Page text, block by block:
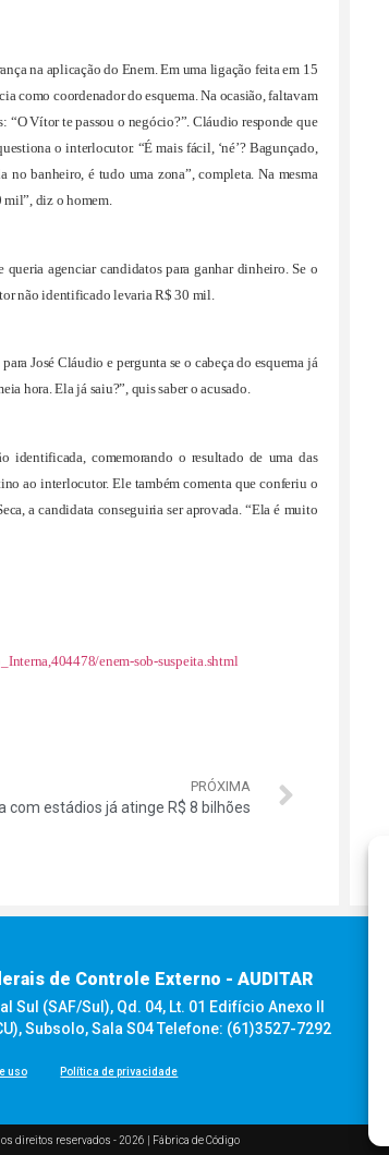
na aplicação do Enem. Em uma ligação feita em 15
como coordenador do esquema. Na ocasião, faltavam
“O Vítor te passou o negócio?”. Cláudio responde que
o interlocutor. “É mais fácil, ‘né’? Bagunçado,
no banheiro, é tudo uma zona”, completa. Na mesma
mil”, diz o homem.
agenciar candidatos para ganhar dinheiro. Se o
não identificado levaria R$ 30 mil.
José Cláudio e pergunta se o cabeça do esquema já
hora. Ela já saiu?”, quis saber o acusado.
identificada, comemorando o resultado de uma das
ao interlocutor. Ele também comenta que conferiu o
a candidata conseguiria ser aprovada. “Ela é muito
enem-sob-suspeita.shtml
PRÓXIMA
com estádios já atinge R$ 8 bilhões
de Controle Externo - AUDITAR
(SAF/Sul), Qd. 04, Lt. 01 Edifício Anexo II
Subsolo, Sala S04 Telefone: (61)3527-7292
uso Política de privacidade
os direitos reservados - 2026 | Fábrica de Código